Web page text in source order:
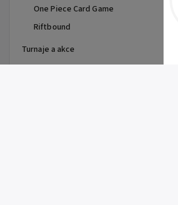
One Piece Card Game
Riftbound
Turnaje a akce